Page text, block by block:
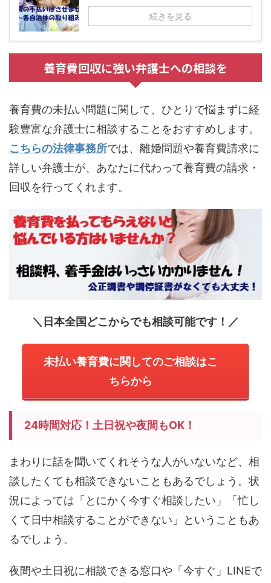
続きを見る
養育費回収に強い弁護士への相談を
養育費の未払い問題に関して、ひとりで悩まずに経
験豊富な弁護士に相談することをおすすめします。
こちらの法律事務所では、離婚問題や養育費請求に
詳しい弁護士が、あなたに代わって養育費の請求・
回収を行ってくれます。
＼日本全国どこからでも相談可能です！／
未払い養育費に関してのご相談はこ
ちらから
24時間対応！土日祝や夜間もOK！
まわりに話を聞いてくれそうな人がいないなど、相
談したくても相談できないこともあるでしょう。状
況によっては「とにかく今すぐ相談したい」「忙し
くて日中相談することができない」ということもあ
るでしょう。
夜間や土日祝に相談できる窓口や「今すぐ」LINEで